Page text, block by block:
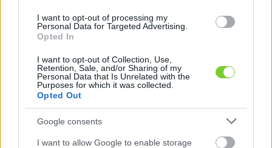
I want to opt-out of processing my
Personal Data for Targeted Advertising.
Opted In
I want to opt-out of Collection, Use,
Retention, Sale, and/or Sharing of my
Personal Data that Is Unrelated with the
Purposes for which it was collected.
Opted Out
Google consents
I want to allow Google to enable storage
KERTÉSZ ÉS KERTÉSZET REGISZTRÁCIÓ
'Flamingó' zöld juhar
(Acer negundo
'Flamingo')